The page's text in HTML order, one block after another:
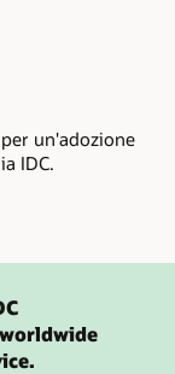
un'adozione
IDC.